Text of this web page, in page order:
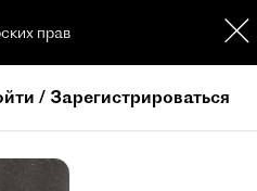
прав
/ Зарегистрироваться